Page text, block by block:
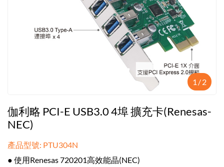
1 /2
伽利略 PCI-E USB3.0 4埠 擴充卡(Renesas-
NEC)
產品型號: PTU304N
● 使用Renesas 720201高效能晶(NEC)